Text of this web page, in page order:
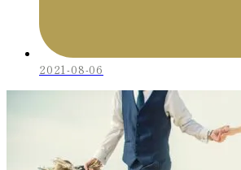
2021-08-06